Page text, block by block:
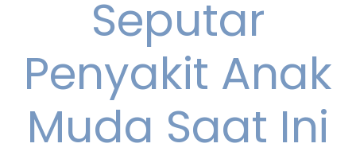
Seputar
Penyakit Anak
Muda Saat Ini